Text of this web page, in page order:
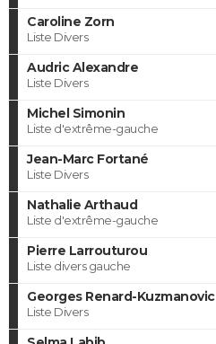
Caroline Zorn
Liste Divers
Audric Alexandre
Liste Divers
Michel Simonin
Liste d'extrême-gauche
Jean-Marc Fortané
Liste Divers
Nathalie Arthaud
Liste d'extrême-gauche
Pierre Larrouturou
Liste divers gauche
Georges Renard-Kuzmanovic
Liste Divers